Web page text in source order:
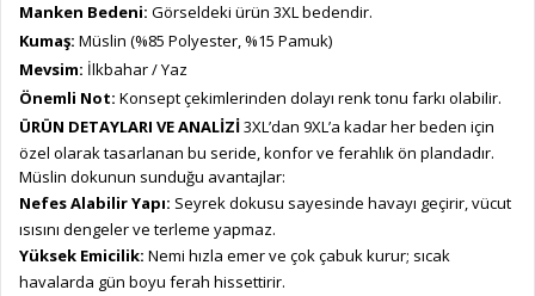
Manken Bedeni: Görseldeki ürün 3XL bedendir.
Kumaş: Müslin (%85 Polyester, %15 Pamuk)
Mevsim: İlkbahar / Yaz
Önemli Not: Konsept çekimlerinden dolayı renk tonu farkı olabilir.
ÜRÜN DETAYLARI VE ANALİZİ3XL’dan 9XL’a kadar her beden için
özel olarak tasarlanan bu seride, konfor ve ferahlık ön plandadır.
Müslin dokunun sunduğu avantajlar:
Nefes Alabilir Yapı: Seyrek dokusu sayesinde havayı geçirir, vücut
ısısını dengeler ve terleme yapmaz.
Yüksek Emicilik: Nemi hızla emer ve çok çabuk kurur; sıcak
havalarda gün boyu ferah hissettirir.